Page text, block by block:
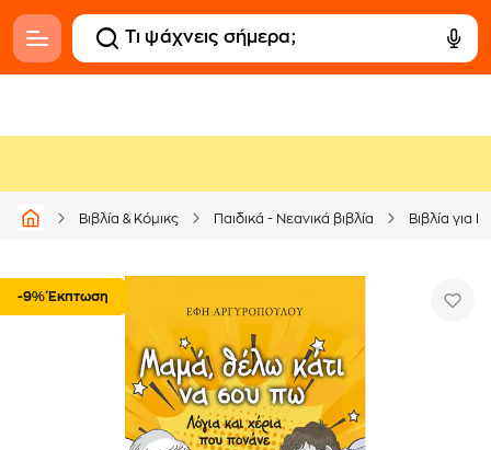
Βιβλία & Κόμικς Παιδικά - Νεανικά βιβλία Βιβλία για
-9% Έκπτωση